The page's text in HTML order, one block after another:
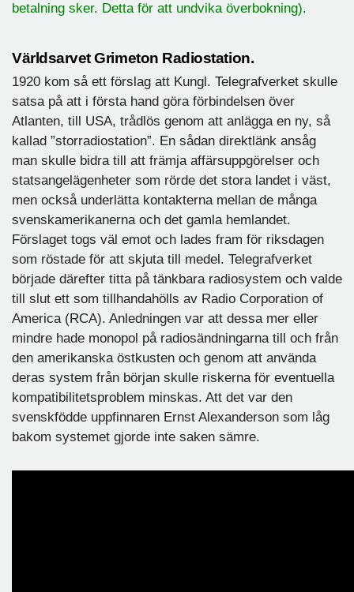
betalning sker. Detta för att undvika överbokning).
Världsarvet Grimeton Radiostation.
1920 kom så ett förslag att Kungl. Telegrafverket skulle
satsa på att i första hand göra förbindelsen över
Atlanten, till USA, trådlös genom att anlägga en ny, så
kallad ”storradiostation”. En sådan direktlänk ansåg
man skulle bidra till att främja affärsuppgörelser och
statsangelägenheter som rörde det stora landet i väst,
men också underlätta kontakterna mellan de många
svenskamerikanerna och det gamla hemlandet.
Förslaget togs väl emot och lades fram för riksdagen
som röstade för att skjuta till medel. Telegrafverket
började därefter titta på tänkbara radiosystem och valde
till slut ett som tillhandahölls av Radio Corporation of
America (RCA). Anledningen var att dessa mer eller
mindre hade monopol på radiosändningarna till och från
den amerikanska östkusten och genom att använda
deras system från början skulle riskerna för eventuella
kompatibilitetsproblem minskas. Att det var den
svenskfödde uppfinnaren Ernst Alexanderson som låg
bakom systemet gjorde inte saken sämre.